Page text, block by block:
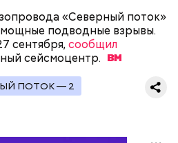
«Северный поток»
подводные взрывы.
сентября, сообщил
сейсмоцентр.
ПОТОК — 2